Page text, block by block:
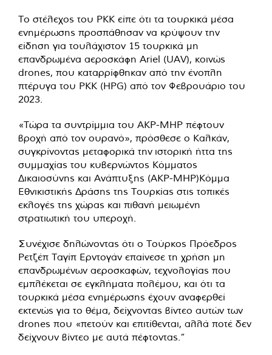
Το στέλεχος του PKK είπε ότι τα τουρκικά μέσα
ενημέρωσης προσπάθησαν να κρύψουν την
είδηση ​​για τουλάχιστον 15 τουρκικά μη
επανδρωμένα αεροσκάφη Ariel (UAV), κοινώς
drones, που καταρρίφθηκαν από την ένοπλη
πτέρυγα του PKK (HPG) από τον Φεβρουάριο του
2023.
«Τώρα τα συντρίμμια του AKP-MHP πέφτουν
βροχή από τον ουρανό», πρόσθεσε ο Καλκάν,
συγκρίνοντας μεταφορικά την ιστορική ήττα της
συμμαχίας του κυβερνώντος Κόμματος
Δικαιοσύνης και Ανάπτυξης (AKP-MHP)Κόμμα
Εθνικιστικής Δράσης της Τουρκίας στις τοπικές
εκλογές της χώρας και πιθανή μειωμένη
στρατιωτική του υπεροχή.
Συνέχισε δηλώνοντας ότι ο Τούρκος Πρόεδρος
Ρετζέπ Ταγίπ Ερντογάν επαίνεσε τη χρήση μη
επανδρωμένων αεροσκαφών, τεχνολογίας που
εμπλέκεται σε εγκλήματα πολέμου, και ότι τα
τουρκικά μέσα ενημέρωσης έχουν αναφερθεί
εκτενώς για το θέμα, δείχνοντας βίντεο αυτών των
drones που «πετούν και επιτίθενται, αλλά ποτέ δεν
δείχνουν βίντεο με αυτά πέφτοντας.”